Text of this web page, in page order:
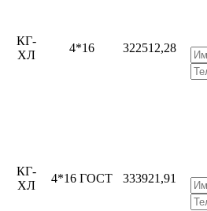
КГ-
ХЛ
4*16 322512,28
КГ-
ХЛ
4*16 ГОСТ 333921,91